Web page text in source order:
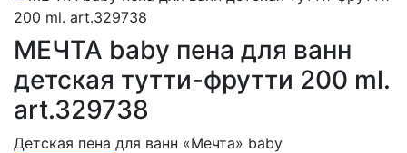
МЕЧТА baby пена для ванн
детская тутти-фрутти 200 ml.
art.329738
Детская пена для ванн «Мечта» baby